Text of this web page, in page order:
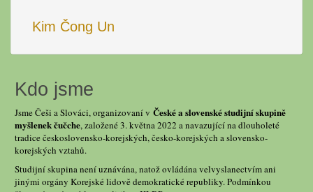
Kim Čong Un
Kdo jsme
Jsme Češi a Slováci, organizovaní v České a slovenské studijní skupině
myšlenek čučche, založené 3. května 2022 a navazující na dlouholeté
tradice československo-korejských, česko-korejských a slovensko-
korejských vztahů.
Studijní skupina není uznávána, natož ovládána velvyslanectvím ani
jinými orgány Korejské lidově demokratické republiky. Podmínkou